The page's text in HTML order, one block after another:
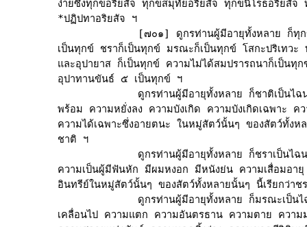
ง่ายซึ่งทุกขอริยสัจ ทุกขสมุทัยอริยสัจ ทุกขนิโรธอริยสัจ
*ปฏิปทาอริยสัจ ฯ
[๗๐๑] ดูกรท่านผู้มีอายุทั้งหลาย ก็ทุ
เป็นทุกข์ ชราก็เป็นทุกข์ มรณะก็เป็นทุกข์ โสกะปริเทว
และอุปายาส ก็เป็นทุกข์ ความไม่ได้สมปรารถนาก็เป็นทุ
อุปาทานขันธ์ ๕ เป็นทุกข์ ฯ
ดูกรท่านผู้มีอายุทั้งหลาย ก็ชาติเป็นไฉ
พร้อม ความหยั่งลง ความบังเกิด ความบังเกิดเฉพาะ ค
ความได้เฉพาะซึ่งอายตนะ ในหมู่สัตว์นั้นๆ ของสัตว์ทั้งห
ชาติ ฯ
ดูกรท่านผู้มีอายุทั้งหลาย ก็ชราเป็นไฉ
ความเป็นผู้มีฟันหัก มีผมหงอก มีหนังย่น ความเสื่อมอา
อินทรีย์ในหมู่สัตว์นั้นๆ ของสัตว์ทั้งหลายนั้นๆ นี้เรียกว่าช
ดูกรท่านผู้มีอายุทั้งหลาย ก็มรณะเป็น
เคลื่อนไป ความแตก ความอันตรธาน ความตาย ความ